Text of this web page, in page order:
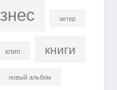
актер
клип книги
новый альбом